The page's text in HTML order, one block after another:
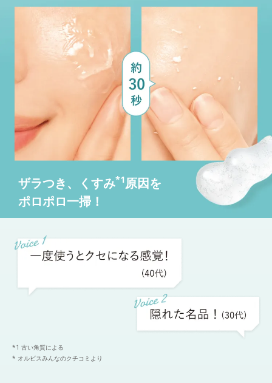
ザラつき、くすみ*1原因を
ポロポロ一掃！
*1 古い角質による
* オルビスみんなのクチコミより